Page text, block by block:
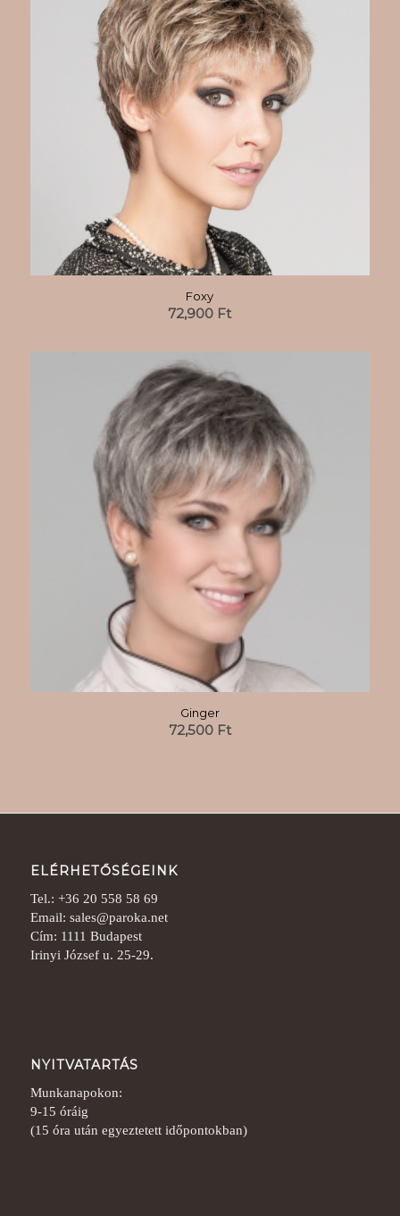
Foxy
72,900 Ft
Ginger
72,500 Ft
ELÉRHETŐSÉGEINK
Tel.: +36 20 558 58 69
Email: sales@paroka.net
Cím: 1111 Budapest
Irinyi József u. 25-29.
NYITVATARTÁS
Munkanapokon:
9-15 óráig
(15 óra után egyeztetett időpontokban)